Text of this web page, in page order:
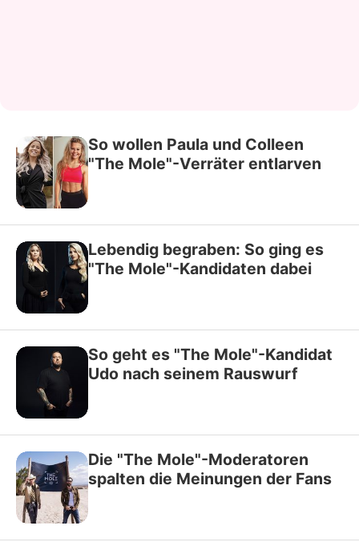
So wollen Paula und Colleen
"The Mole"-Verräter entlarven
Lebendig begraben: So ging es
"The Mole"-Kandidaten dabei
So geht es "The Mole"-Kandidat
Udo nach seinem Rauswurf
Die "The Mole"-Moderatoren
spalten die Meinungen der Fans